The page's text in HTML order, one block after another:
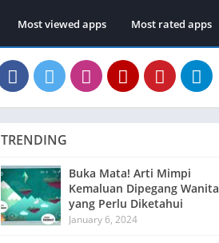
Most viewed apps Most rated apps
TRENDING
Buka Mata! Arti Mimpi
Kemaluan Dipegang Wanita
yang Perlu Diketahui
January 6, 2024